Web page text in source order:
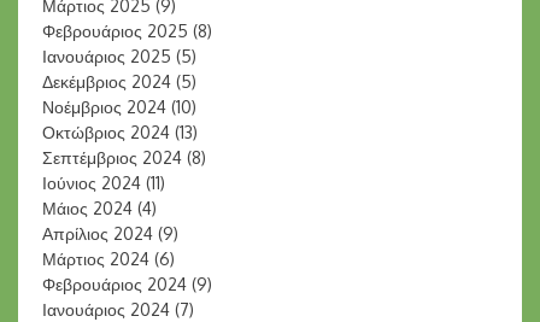
Μάρτιος 2025 (9)
Φεβρουάριος 2025 (8)
Ιανουάριος 2025 (5)
Δεκέμβριος 2024 (5)
Νοέμβριος 2024 (10)
Οκτώβριος 2024 (13)
Σεπτέμβριος 2024 (8)
Ιούνιος 2024 (11)
Μάιος 2024 (4)
Απρίλιος 2024 (9)
Μάρτιος 2024 (6)
Φεβρουάριος 2024 (9)
Ιανουάριος 2024 (7)